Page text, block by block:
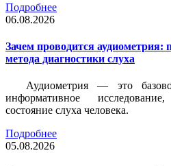
Подробнее
06.08.2026
Зачем проводится аудиометрия:
метода диагностики слуха
Аудиометрия — это
информативное
состояние слуха человека.
Подробнее
05.08.2026